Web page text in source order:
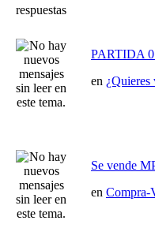
PARTIDA
en ¿Quieres
Se vende
en Compra-